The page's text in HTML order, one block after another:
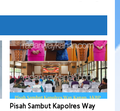
Pisah Sambut Kapolres Way